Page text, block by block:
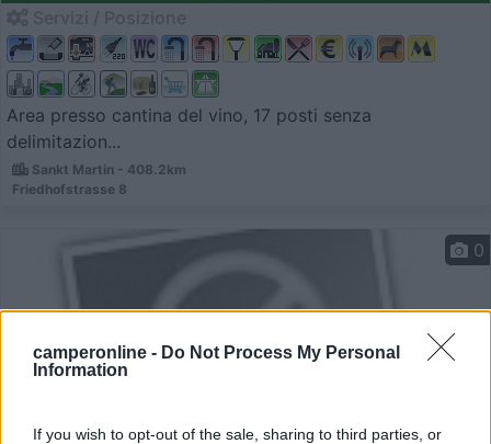
camperonline - Do Not Process My Personal
Information
If you wish to opt-out of the sale, sharing to third parties, or
Area presso cantina del vino, 17 posti senza
delimitazion...
Sankt Martin - 408.2km
Friedhofstrasse 8
0